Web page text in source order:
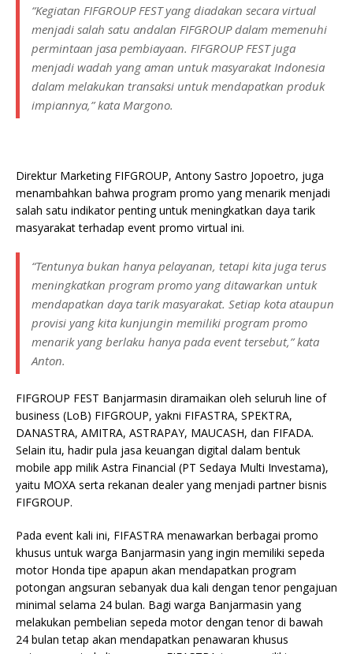
“Kegiatan FIFGROUP FEST yang diadakan secara virtual
menjadi salah satu andalan FIFGROUP dalam memenuhi
permintaan jasa pembiayaan. FIFGROUP FEST juga
menjadi wadah yang aman untuk masyarakat Indonesia
dalam melakukan transaksi untuk mendapatkan produk
impiannya,” kata Margono.
Direktur Marketing FIFGROUP, Antony Sastro Jopoetro, juga
menambahkan bahwa program promo yang menarik menjadi
salah satu indikator penting untuk meningkatkan daya tarik
masyarakat terhadap event promo virtual ini.
“Tentunya bukan hanya pelayanan, tetapi kita juga terus
meningkatkan program promo yang ditawarkan untuk
mendapatkan daya tarik masyarakat. Setiap kota ataupun
provisi yang kita kunjungin memiliki program promo
menarik yang berlaku hanya pada event tersebut,” kata
Anton.
FIFGROUP FEST Banjarmasin diramaikan oleh seluruh line of
business (LoB) FIFGROUP, yakni FIFASTRA, SPEKTRA,
DANASTRA, AMITRA, ASTRAPAY, MAUCASH, dan FIFADA.
Selain itu, hadir pula jasa keuangan digital dalam bentuk
mobile app milik Astra Financial (PT Sedaya Multi Investama),
yaitu MOXA serta rekanan dealer yang menjadi partner bisnis
FIFGROUP.
Pada event kali ini, FIFASTRA menawarkan berbagai promo
khusus untuk warga Banjarmasin yang ingin memiliki sepeda
motor Honda tipe apapun akan mendapatkan program
potongan angsuran sebanyak dua kali dengan tenor pengajuan
minimal selama 24 bulan. Bagi warga Banjarmasin yang
melakukan pembelian sepeda motor dengan tenor di bawah
24 bulan tetap akan mendapatkan penawaran khusus